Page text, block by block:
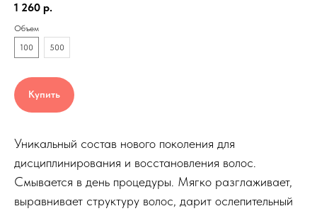
1 260 р.
Объем
100
500
Купить
Уникальный состав нового поколения для
дисциплинирования и восстановления волос.
Смывается в день процедуры. Мягко разглаживает,
выравнивает структуру волос, дарит ослепительный